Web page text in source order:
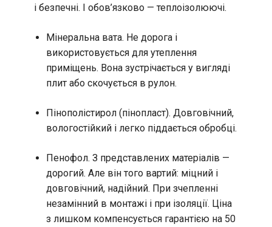
і безпечні. І обов’язково — теплоізолюючі.
Мінеральна вата. Не дорога і
використовується для утеплення
приміщень. Вона зустрічається у вигляді
плит або скочується в рулон.
Пінополістирол (пінопласт). Довговічний,
вологостійкий і легко піддається обробці.
Пенофол. З представлених матеріалів —
дорогий. Але він того вартий: міцний і
довговічний, надійний. При зчепленні
незамінний в монтажі і при ізоляції. Ціна
з лишком компенсується гарантією на 50